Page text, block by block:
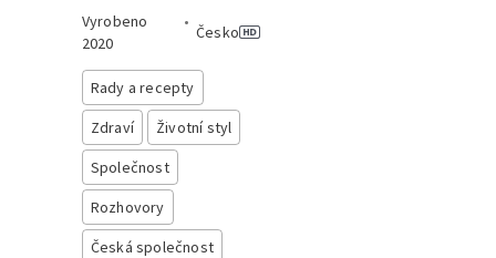
Vyrobeno
2020
•
Česko
Rady a recepty
Zdraví
Životní styl
Společnost
Rozhovory
Česká společnost